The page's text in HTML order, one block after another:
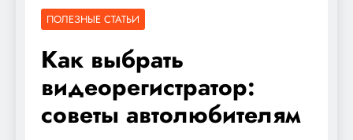
ПОЛЕЗНЫЕ СТАТЬИ
Как выбрать
видеорегистратор:
советы автолюбителям